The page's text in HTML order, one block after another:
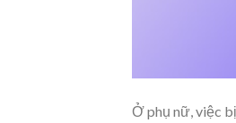
Ở phụ nữ, việc